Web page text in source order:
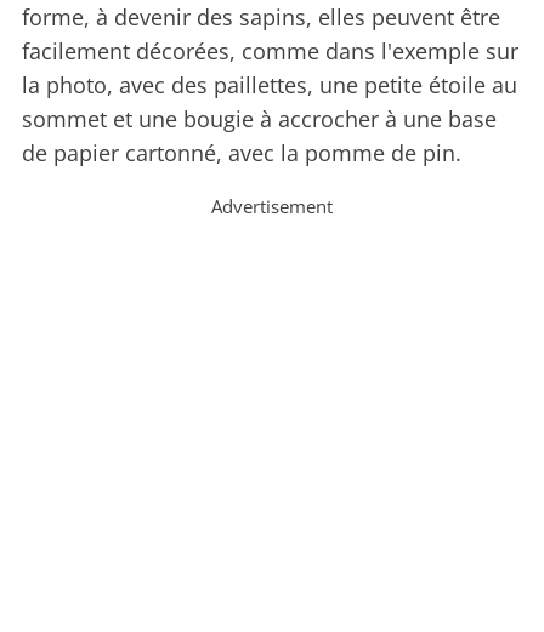
forme, à devenir des sapins, elles peuvent être
facilement décorées, comme dans l'exemple sur
la photo, avec des paillettes, une petite étoile au
sommet et une bougie à accrocher à une base
de papier cartonné, avec la pomme de pin.
Advertisement